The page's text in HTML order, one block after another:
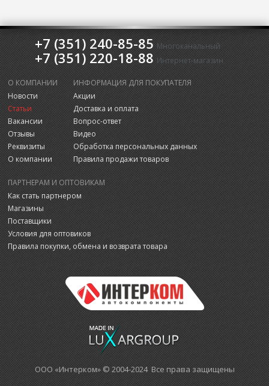
+7 (351) 240-85-85 Многоканальный
+7 (351) 220-18-88 Интернет-магазин
О КОМПАНИИ
Новости
Статьи
Вакансии
Отзывы
Реквизиты
О компании
ИНФОРМАЦИЯ ДЛЯ ПОКУПАТЕЛЯ
Акции
Доставка и оплата
Вопрос-ответ
Видео
Обработка персональных данных
Правила продажи товаров
ПАРТНЕРАМ И ОПТОВИКАМ
Как стать партнером
Магазины
Поставщики
Условия для оптовиков
Правила покупки, обмена и возврата товара
ООО «Интерком» © 2004-2024 Все права защищены